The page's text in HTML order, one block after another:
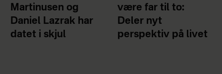
Martinusen og
Daniel Lazrak har
datet i skjul
være far til to:
Deler nyt
perspektiv på livet